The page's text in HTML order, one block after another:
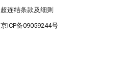
超连结条款及细则
京ICP备09059244号